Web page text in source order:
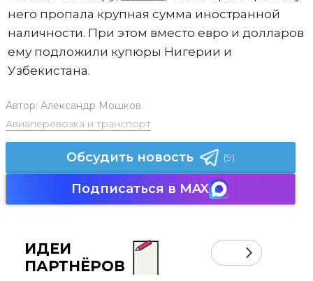
него пропала крупная сумма иностранной
наличности. При этом вместо евро и долларов
ему подложили купюры Нигерии и
Узбекистана.
Автор: Александр Мошков
Авиаперевозка и транспорт
Обсудить новость (9)
Подписаться в MAX
ИДЕИ
ПАРТНЁРОВ